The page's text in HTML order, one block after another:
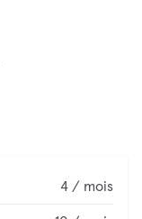
4 / mois